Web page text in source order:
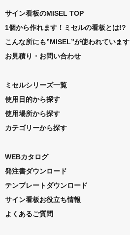
サイン看板のMISEL TOP
1個から作れます！ミセルの看板とは!?
こんな所にも”MISEL”が使われています
お見積り・お問い合わせ
ミセルシリーズ一覧
使用目的から探す
使用場所から探す
カテゴリーから探す
WEBカタログ
発注書ダウンロード
テンプレートダウンロード
サイン看板お役立ち情報
よくあるご質問